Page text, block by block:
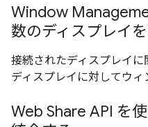
Window
数のディスプレイ
接続されたディスプレイ
ディスプレイに対してウィ
Web Share API を